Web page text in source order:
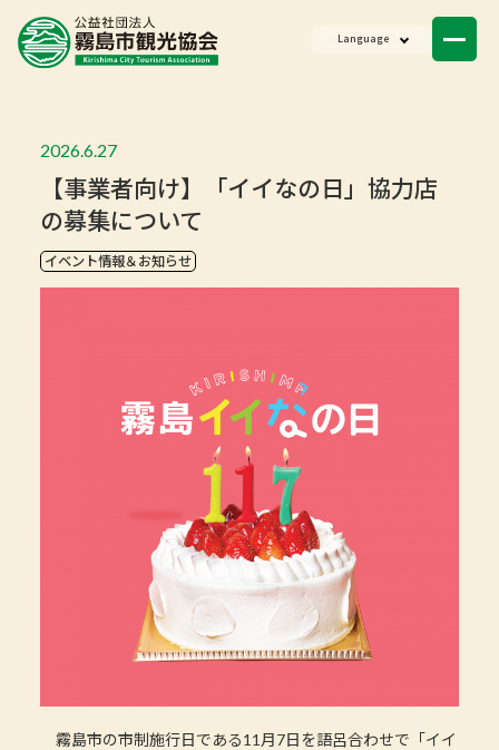
Language
2026.6.27
【事業者向け】「イイなの日」協力店
の募集について
イベント情報＆お知らせ
霧島市の市制施行日である11月7日を語呂合わせで「イイ